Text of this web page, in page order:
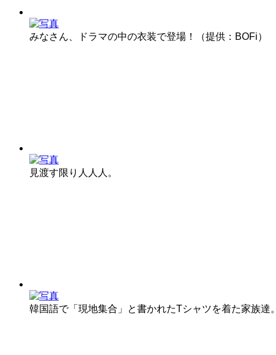
みなさん、ドラマの中の衣装で登場！（提供：BOFi）
見渡す限り人人人。
韓国語で「現地集合」と書かれたTシャツを着た家族達。